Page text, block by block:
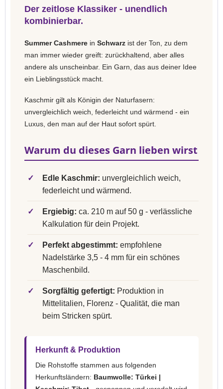
Der zeitlose Klassiker - unendlich
kombinierbar.
Summer Cashmere in Schwarz ist der Ton, zu dem
man immer wieder greift: zurückhaltend, aber alles
andere als unscheinbar. Ein Garn, das aus deiner Idee
ein Lieblingsstück macht.
Kaschmir gilt als Königin der Naturfasern:
unvergleichlich weich, federleicht und wärmend - ein
Luxus, den man auf der Haut sofort spürt.
Warum du dieses Garn lieben wirst
✓ Edle Kaschmir: unvergleichlich weich,
federleicht und wärmend.
✓ Ergiebig: ca. 210 m auf 50 g - verlässliche
Kalkulation für dein Projekt.
✓ Perfekt abgestimmt: empfohlene
Nadelstärke 3,5 - 4 mm für ein schönes
Maschenbild.
✓ Sorgfältig gefertigt: Produktion in
Mittelitalien, Florenz - Qualität, die man
beim Stricken spürt.
Herkunft & Produktion
Die Rohstoffe stammen aus folgenden
Herkunftsländern: Baumwolle: Türkei |